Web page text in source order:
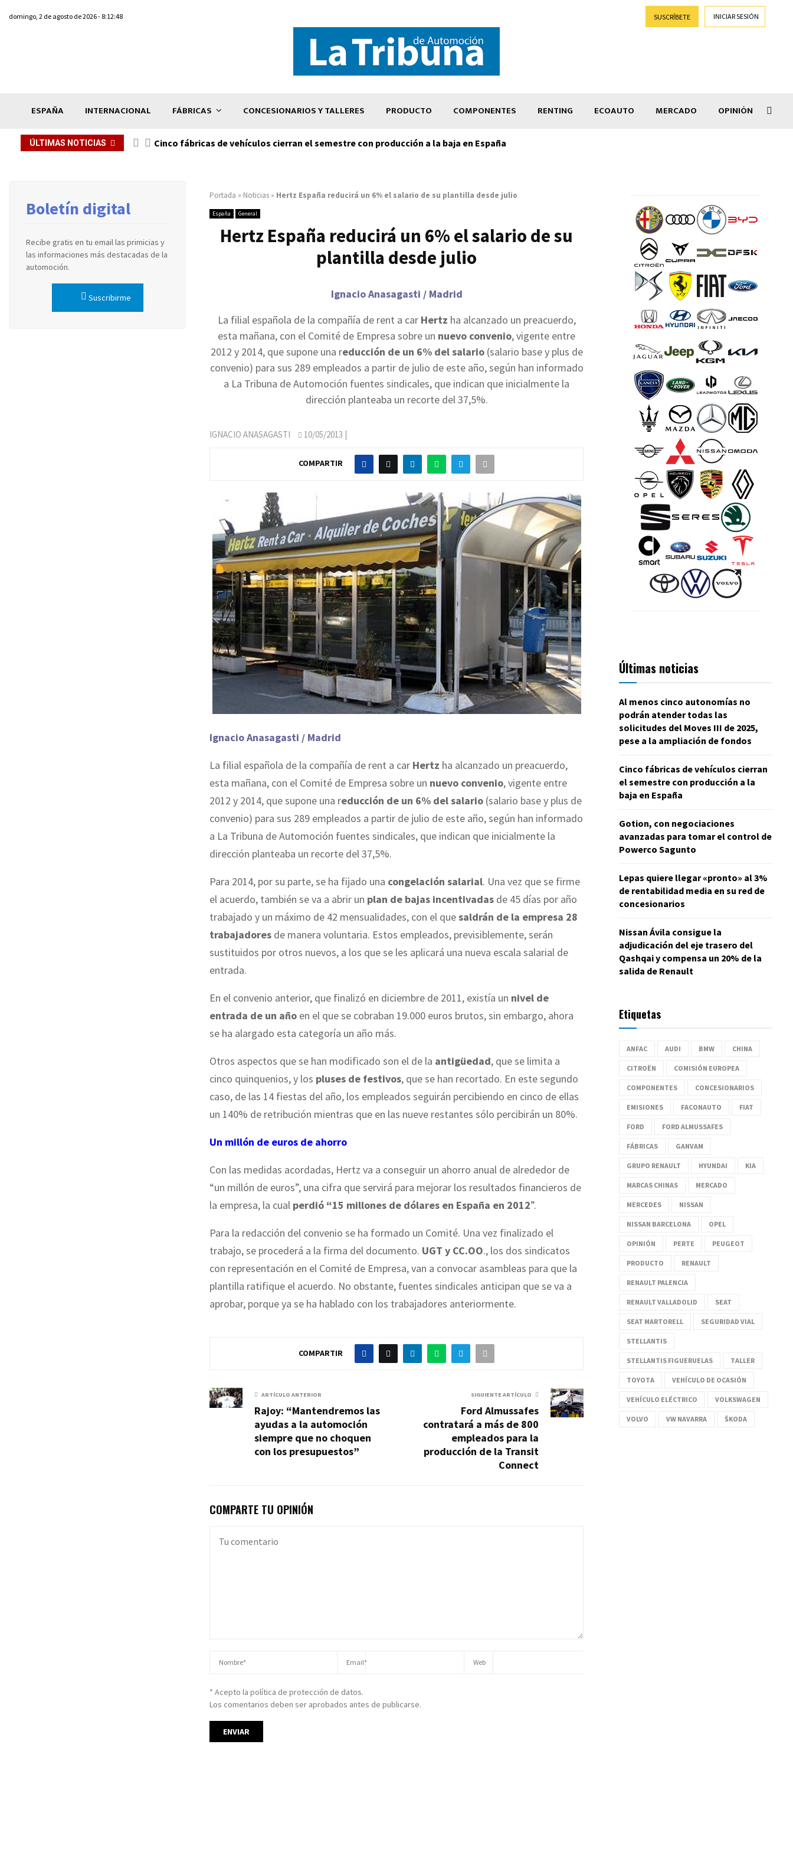
domingo, 2 de agosto de 2026 - 8:12:48 SUSCRÍBETE INICIAR SESIÓN
ESPAÑA INTERNACIONAL FÁBRICAS CONCESIONARIOS Y TALLERES PRODUCTO COMPONENTES RENTING ECOAUTO MERCADO OPINIÓN
ÚLTIMAS NOTICIAS Cinco fábricas de vehículos cierran el semestre con producción a la baja en España
Portada » Noticias » Hertz España reducirá un 6% el salario de su plantilla desde julio
España General
Hertz España reducirá un 6% el salario de su
plantilla desde julio
Ignacio Anasagasti / Madrid
La filial española de la compañía de rent a car Hertz ha alcanzado un preacuerdo,
esta mañana, con el Comité de Empresa sobre un nuevo convenio, vigente entre
2012 y 2014, que supone una reducción de un 6% del salario(salario base y plus de
convenio) para sus 289 empleados a partir de julio de este año, según han informado
a La Tribuna de Automoción fuentes sindicales, que indican que inicialmente la
dirección planteaba un recorte del 37,5%.
IGNACIO ANASAGASTI 10/05/2013 |
COMPARTIR
Ignacio Anasagasti / Madrid
La filial española de la compañía de rent a car Hertz ha alcanzado un preacuerdo,
esta mañana, con el Comité de Empresa sobre un nuevo convenio, vigente entre
2012 y 2014, que supone una reducción de un 6% del salario (salario base y plus de
convenio) para sus 289 empleados a partir de julio de este año, según han informado
a La Tribuna de Automoción fuentes sindicales, que indican que inicialmente la
dirección planteaba un recorte del 37,5%.
Para 2014, por su parte, se ha fijado una congelación salarial. Una vez que se firme
el acuerdo, también se va a abrir un plan de bajas incentivadas de 45 días por año
trabajado y un máximo de 42 mensualidades, con el quesaldrán de la empresa 28
trabajadores de manera voluntaria. Estos empleados, previsiblemente, serán
sustituidos por otros nuevos, a los que se les aplicará una nueva escala salarial de
entrada.
En el convenio anterior, que finalizó en diciembre de 2011, existía un nivel de
entrada de un año en el que se cobraban 19.000 euros brutos, sin embargo, ahora
se ha alargado esta categoría un año más.
Otros aspectos que se han modificado son el de la antigüedad, que se limita a
cinco quinquenios, y los pluses de festivos, que se han recortado. En este segundo
caso, de las 14 fiestas del año, los empleados seguirán percibiendo en cinco de ellas
un 140% de retribución mientras que en las nueve restantes sólo percibirán un 80%.
Un millón de euros de ahorro
Con las medidas acordadas, Hertz va a conseguir un ahorro anual de alrededor de
“un millón de euros”, una cifra que servirá para mejorar los resultados financieros de
la empresa, la cual perdió “15 millones de dólares en España en 2012”.
Para la redacción del convenio se ha formado un Comité. Una vez finalizado el
trabajo, se procederá a la firma del documento. UGT y CC.OO., los dos sindicatos
con representación en el Comité de Empresa, van a convocar asambleas para que la
plantilla ratifique el acuerdo. No obstante, fuentes sindicales anticipan que se va a
aprobar, porque ya se ha hablado con los trabajadores anteriormente.
COMPARTIR
ARTÍCULO ANTERIOR
Rajoy: “Mantendremos las
ayudas a la automoción
siempre que no choquen
con los presupuestos”
SIGUIENTE ARTÍCULO
Ford Almussafes
contratará a más de 800
empleados para la
producción de la Transit
Connect
COMPARTE TU OPINIÓN
* Acepto la política de protección de datos.
Los comentarios deben ser aprobados antes de publicarse.
Boletín digital
Recibe gratis en tu email las primicias y
las informaciones más destacadas de la
automoción.
Suscribirme
Últimas noticias
Al menos cinco autonomías no
podrán atender todas las
solicitudes del Moves III de 2025,
pese a la ampliación de fondos
Cinco fábricas de vehículos cierran
el semestre con producción a la
baja en España
Gotion, con negociaciones
avanzadas para tomar el control de
Powerco Sagunto
Lepas quiere llegar «pronto» al 3%
de rentabilidad media en su red de
concesionarios
Nissan Ávila consigue la
adjudicación del eje trasero del
Qashqai y compensa un 20% de la
salida de Renault
Etiquetas
ANFAC AUDI BMW CHINA
CITROËN COMISIÓN EUROPEA
COMPONENTES CONCESIONARIOS
EMISIONES FACONAUTO FIAT
FORD FORD ALMUSSAFES
FÁBRICAS GANVAM
GRUPO RENAULT HYUNDAI KIA
MARCAS CHINAS MERCADO
MERCEDES NISSAN
NISSAN BARCELONA OPEL
OPINIÓN PERTE PEUGEOT
PRODUCTO RENAULT
RENAULT PALENCIA
RENAULT VALLADOLID SEAT
SEAT MARTORELL SEGURIDAD VIAL
STELLANTIS
STELLANTIS FIGUERUELAS TALLER
TOYOTA VEHÍCULO DE OCASIÓN
VEHÍCULO ELÉCTRICO VOLKSWAGEN
VOLVO VW NAVARRA ŠKODA